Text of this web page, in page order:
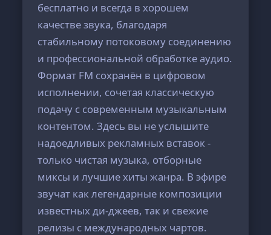
бесплатно и всегда в хорошем
качестве звука, благодаря
стабильному потоковому соединению
и профессиональной обработке аудио.
Формат FM сохранён в цифровом
исполнении, сочетая классическую
подачу с современным музыкальным
контентом. Здесь вы не услышите
надоедливых рекламных вставок -
только чистая музыка, отборные
миксы и лучшие хиты жанра. В эфире
звучат как легендарные композиции
известных ди-джеев, так и свежие
релизы с международных чартов.